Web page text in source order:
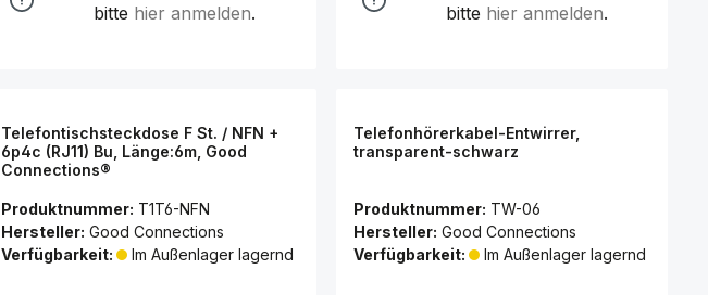
bitte hier anmelden.
bitte hier anmelden.
Telefontischsteckdose F St. / NFN +
6p4c (RJ11) Bu, Länge:6m, Good
Connections®
Produktnummer: T1T6-NFN
Hersteller: Good Connections
Verfügbarkeit:
Im Außenlager lagernd
Telefonhörerkabel-Entwirrer,
transparent-schwarz
Produktnummer: TW-06
Hersteller: Good Connections
Verfügbarkeit:
Im Außenlager lagernd